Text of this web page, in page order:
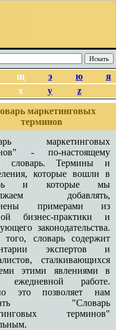
щ э ю
я
x y z
маркетинговых
терминов
маркетинговых
- по-настоящему
словарь. Термины и
которые вошли в
и которые мы
добавлять,
примерами из
бизнес-практики и
законодательства.
того, словарь содержит
экспертов и
сталкивающихся
этими явлениями в
ежедневной работе.
это позволяет нам
"Словарь
терминов"